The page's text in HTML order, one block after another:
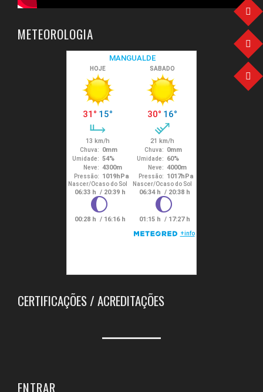
METEOROLOGIA
CERTIFICAÇÕES / ACREDITAÇÕES
ENTRAR